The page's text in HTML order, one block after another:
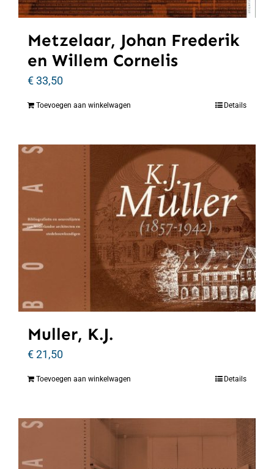
Metzelaar, Johan Frederik
en Willem Cornelis
€33,50
Toevoegen aan winkelwagen Details
Muller, K.J.
€21,50
Toevoegen aan winkelwagen Details